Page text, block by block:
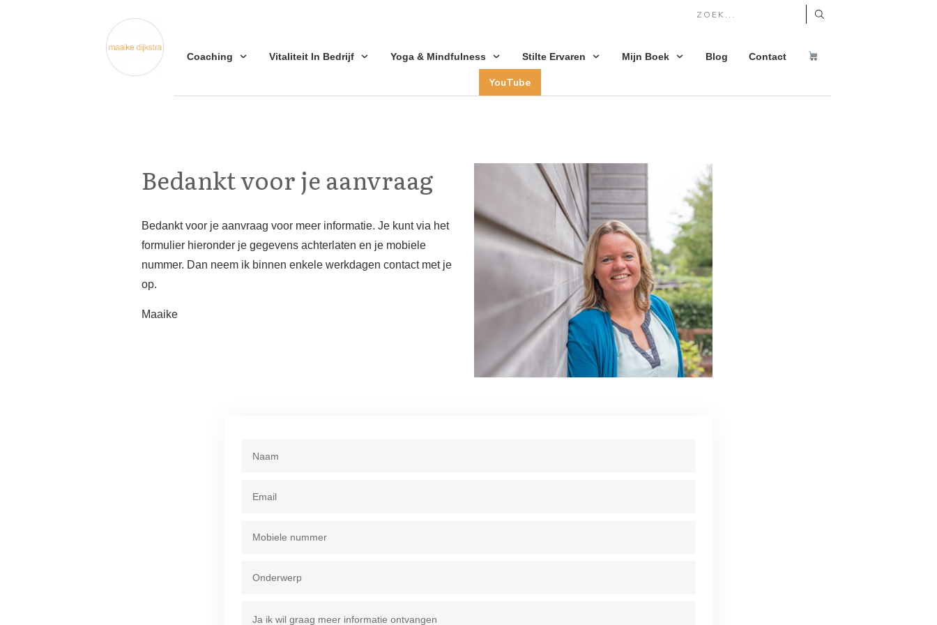
Coaching Vitaliteit In Bedrijf Yoga & Mindfulness Stilte Ervaren Mijn Boek Blog Contact
YouTube
Bedankt voor je aanvraag
Bedankt voor je aanvraag voor meer informatie. Je kunt via het
formulier hieronder je gegevens achterlaten en je mobiele
nummer. Dan neem ik binnen enkele werkdagen contact met je
op.
Maaike